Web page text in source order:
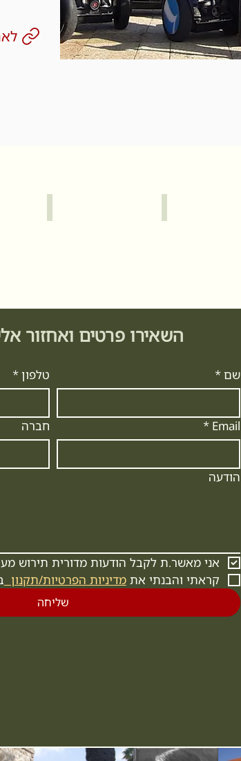
השאירו פרטים ואחזור
שם * טלפון*
Email
* חברה
הודעה
אני מאשר.ת לקבל הודעות מדורית תירוש
קראתי והבנתי את מדיניות הפרטיות/תקנון
שליחה